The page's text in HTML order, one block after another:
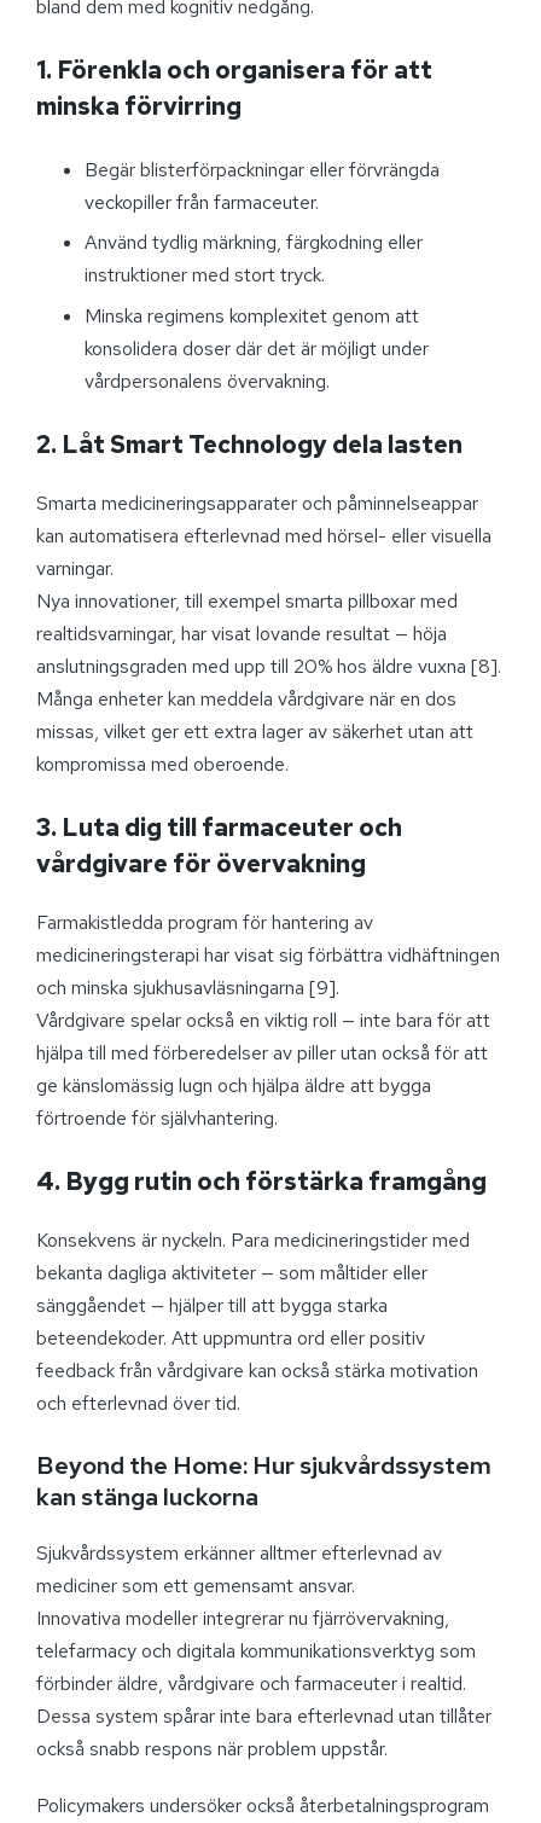
bland dem med kognitiv nedgång.
1. Förenkla och organisera för att
minska förvirring
Begär blisterförpackningar eller förvrängda
veckopiller från farmaceuter.
Använd tydlig märkning, färgkodning eller
instruktioner med stort tryck.
Minska regimens komplexitet genom att
konsolidera doser där det är möjligt under
vårdpersonalens övervakning.
2. Låt Smart Technology dela lasten
Smarta medicineringsapparater och påminnelseappar
kan automatisera efterlevnad med hörsel- eller visuella
varningar.
Nya innovationer, till exempel smarta pillboxar med
realtidsvarningar, har visat lovande resultat — höja
anslutningsgraden med upp till 20% hos äldre vuxna [8].
Många enheter kan meddela vårdgivare när en dos
missas, vilket ger ett extra lager av säkerhet utan att
kompromissa med oberoende.
3. Luta dig till farmaceuter och
vårdgivare för övervakning
Farmakistledda program för hantering av
medicineringsterapi har visat sig förbättra vidhäftningen
och minska sjukhusavläsningarna [9].
Vårdgivare spelar också en viktig roll — inte bara för att
hjälpa till med förberedelser av piller utan också för att
ge känslomässig lugn och hjälpa äldre att bygga
förtroende för självhantering.
4. Bygg rutin och förstärka framgång
Konsekvens är nyckeln. Para medicineringstider med
bekanta dagliga aktiviteter — som måltider eller
sänggåendet — hjälper till att bygga starka
beteendekoder. Att uppmuntra ord eller positiv
feedback från vårdgivare kan också stärka motivation
och efterlevnad över tid.
Beyond the Home: Hur sjukvårdssystem
kan stänga luckorna
Sjukvårdssystem erkänner alltmer efterlevnad av
mediciner som ett gemensamt ansvar.
Innovativa modeller integrerar nu fjärrövervakning,
telefarmacy och digitala kommunikationsverktyg som
förbinder äldre, vårdgivare och farmaceuter i realtid.
Dessa system spårar inte bara efterlevnad utan tillåter
också snabb respons när problem uppstår.
Policymakers undersöker också återbetalningsprogram